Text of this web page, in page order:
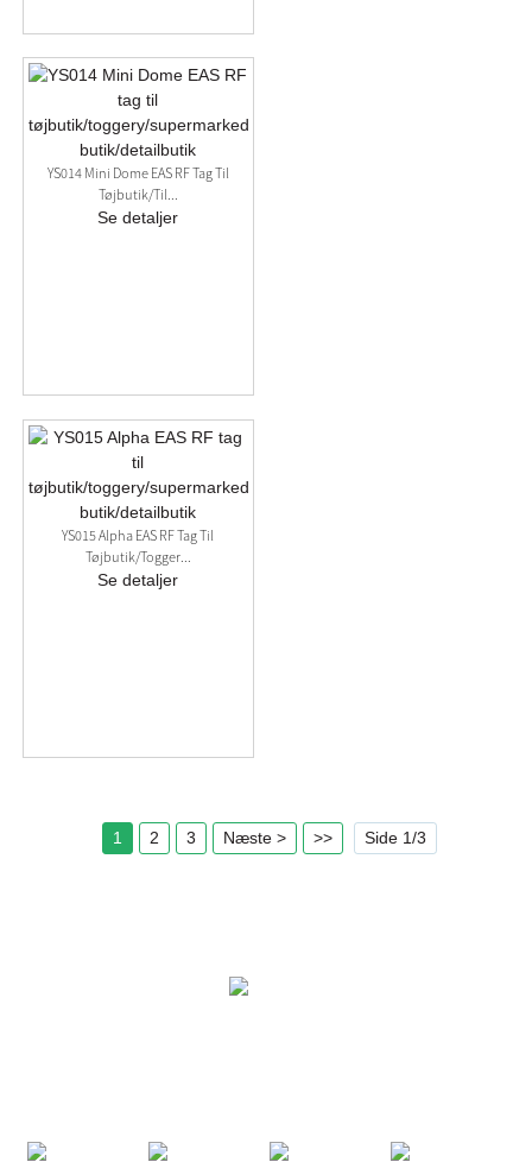
YS014 Mini Dome EAS RF Tag Til
Tøjbutik/til...
Se detaljer
YS015 Alpha EAS RF Tag Til
Tøjbutik/togger...
Se detaljer
1 2 3 Næste > >> Side 1/3